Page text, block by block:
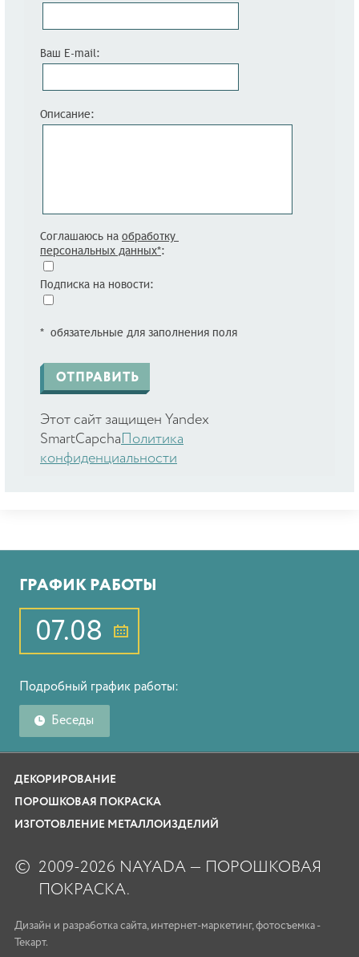
Ваш E-mail:
Описание:
Соглашаюсь на обработку
персональных данных*:
Подписка на новости:
* обязательные для заполнения поля
Этот сайт защищен Yandex
SmartCapcha Политика
конфиденциальности
ГРАФИК РАБОТЫ
07.08
Подробный график работы:
Беседы
ДЕКОРИРОВАНИЕ
ПОРОШКОВАЯ ПОКРАСКА
ИЗГОТОВЛЕНИЕ МЕТАЛЛОИЗДЕЛИЙ
© 2009-2026 NAYADA — ПОРОШКОВАЯ
ПОКРАСКА.
Дизайн и разработка сайта, интернет-маркетинг, фотосъемка -
Текарт.